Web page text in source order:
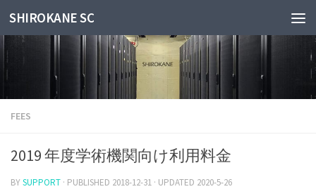
Skip to content
SHIROKANE SC
FEES
2019 年度学術機関向け利用料金
BYSUPPORT · PUBLISHED 2018-12-31 · UPDATED 2020-5-26